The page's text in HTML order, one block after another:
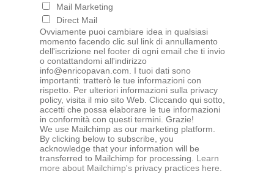
Mail Marketing
Direct Mail
Ovviamente puoi cambiare idea in qualsiasi
momento facendo clic sul link di annullamento
dell'iscrizione nel footer di ogni email che ti invio
o contattandomi all'indirizzo
info@enricopavan.com. I tuoi dati sono
importanti: tratterò le tue informazioni con
rispetto. Per ulteriori informazioni sulla privacy
policy, visita il mio sito Web. Cliccando qui sotto,
accetti che possa elaborare le tue informazioni
in conformità con questi termini. Grazie!
We use Mailchimp as our marketing platform.
By clicking below to subscribe, you
acknowledge that your information will be
transferred to Mailchimp for processing. Learn
more about Mailchimp's privacy practices here.